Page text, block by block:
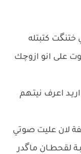
كتبتله
على انو ازوچك
اعرف نيتـهم
اسفة لان عليت صوتي
لقحطـان ماگدر